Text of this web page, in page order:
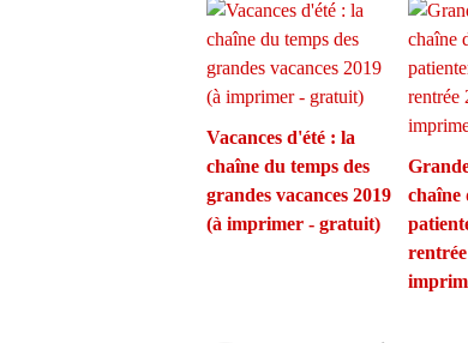
Vacances d'été : la
chaîne du temps des
grandes vacances 2019
(à imprimer - gratuit)
chaîne